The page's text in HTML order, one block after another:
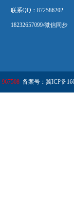
联系QQ：872586202
18232657099/微信同步
967508 备案号：冀ICP备